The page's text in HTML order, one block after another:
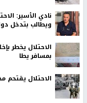
نادي الأسير:
ويطالب بتدخل
بمسافر يطا
الاحتلال